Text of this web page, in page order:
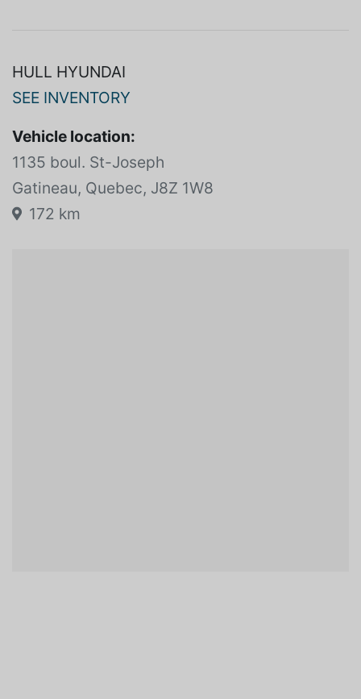
HULL HYUNDAI
Vehicle location:
1135 boul. St-Joseph
Gatineau, Quebec, J8Z 1W8